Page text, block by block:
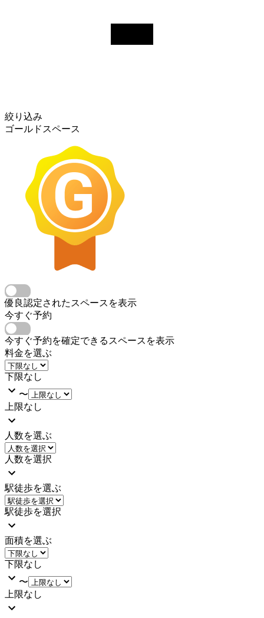
絞り込み
ゴールドスペース
優良認定されたスペースを表示
今すぐ予約
今すぐ予約を確定できるスペースを表示
料金を選ぶ
下限なし
〜
上限なし
人数を選ぶ
人数を選択
駅徒歩を選ぶ
駅徒歩を選択
面積を選ぶ
下限なし
〜
上限なし